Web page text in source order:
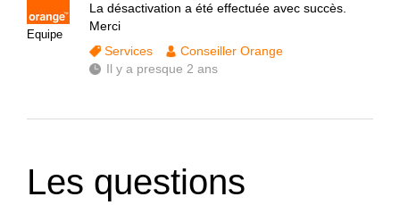
Equipe
La désactivation a été effectuée avec succès.
Merci
Services
Conseiller Orange
Il y a presque 2 ans
Les questions